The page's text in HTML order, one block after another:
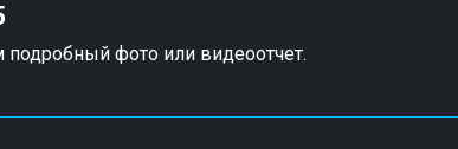
фото или видеоотчет.